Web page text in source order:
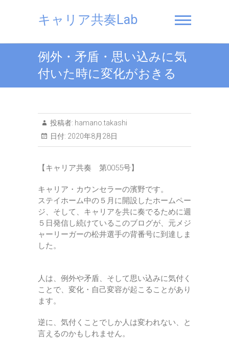
キャリア共奏Lab
例外・矛盾・思い込みに気
付いた時に変化がおきる
投稿者: hamano.takashi
日付: 2020年8月28日
【キャリア共奏 第0055号】
キャリア・カウンセラーの濱野です。
ステイホーム中の５月に開設したホームペー
ジ、そして、キャリアを共に奏でるために週
５日発信し続けているこのブログが、元メジ
ャーリーガーの松井選手の背番号に到達しま
した。
人は、例外や矛盾、そして思い込みに気付く
ことで、変化・自己変容が起こることがあり
ます。
逆に、気付くことでしか人は変われない、と
言えるのかもしれません。